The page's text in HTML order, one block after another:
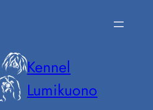
Kennel
Lumikuono